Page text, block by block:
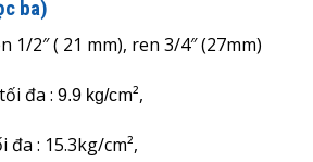
ba)
1/2″ ( 21 mm), ren 3/4″ (27mm)
đa : 9.9 kg/cm²,
: 15.3kg/cm²,